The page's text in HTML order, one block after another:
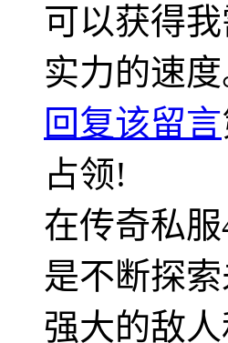
可以获得
实力的速度
回复该留言
占领!
在传奇私
是不断探
强大的敌